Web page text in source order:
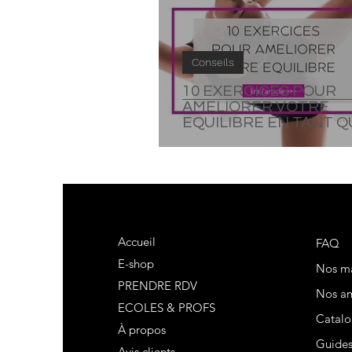
10 EXERCICES POUR
AMELIORER VOTRE
EQUILIBRE EN TANT
Conseils
Accueil
E-shop
PRENDRE RDV
ECOLES & PROFS
À propos
FAQ
Nos
Nos
Guides